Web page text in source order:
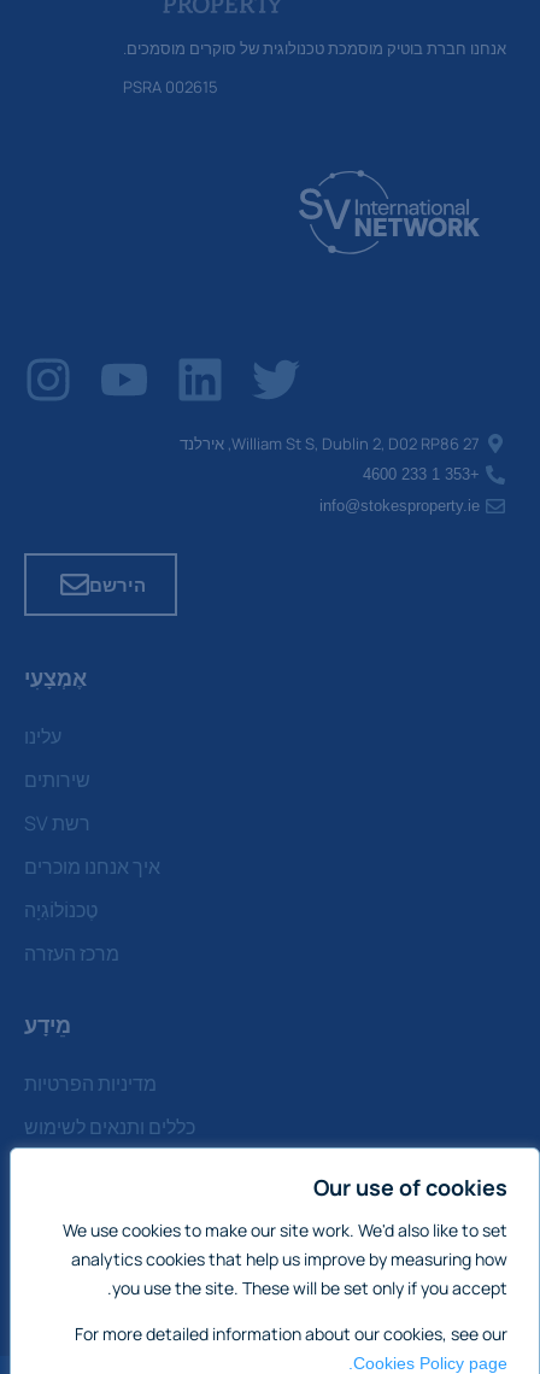
Our use of cookies
We use cookies to make our site work. We'd also like to set
analytics cookies that help us improve by measuring how
you use the site. These will be set only if you accept.
For more detailed information about our cookies, see our
Cookies Policy page.
אנחנו חברת בוטיק מוסמכת טכנולוגית של סוקרים מוסמכים.
PSRA 002615
אֶמְצָעִי
עלינו
שירותים
רשת SV
איך אנחנו מוכרים
טֶכנוֹלוֹגִיָה
מרכז העזרה
מֵידָע
מדיניות הפרטיות
כללים ותנאים לשימוש
צור קשר
27 William St S, Dublin 2, D02 RP86, אירלנד
+353 1 233 4600
info@stokesproperty.ie
הירשם
הערה: כל המחירים הנקובים כפופים לחוזה וללא מע"מ